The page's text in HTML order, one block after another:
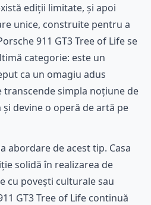
ediții limitate, și apoi
unice, construite pentru a
911 GT3 Tree of Life se
categorie: este un
ca un omagiu adus
transcende simpla noțiune de
devine o operă de artă pe
abordare de acest tip. Casa
solidă în realizarea de
cu povești culturale sau
GT3 Tree of Life continuă